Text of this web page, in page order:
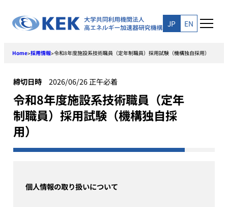
content
JP EN
Home>採用情報>令和8年度施設系技術職員（定年制職員）採用試験（機構独自採用）
締切日時 2026/06/26 正午必着
令和8年度施設系技術職員（定年
制職員）採用試験（機構独自採
用）
個人情報の取り扱いについて